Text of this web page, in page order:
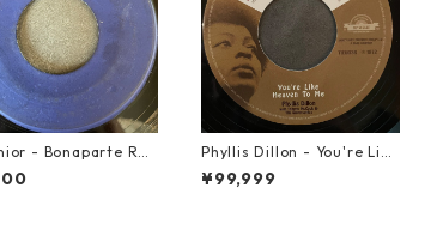
- Bonaparte Ret
21861】
Phyllis Dillon - You're Like
Heaven To Me【7-21913】
¥99,999